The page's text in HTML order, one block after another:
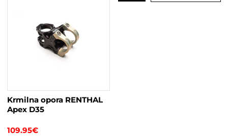
Krmilna opora RENTHAL
Apex D35
109.95€